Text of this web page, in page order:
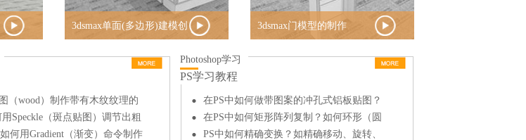
3dsmax单面(多边形)建模创 3dsmax门模型的制作
（wood）制作带有木纹纹理的
Speckle（斑点贴图）调节出粗
感？
何用Gradient（渐变）命令制作
Photoshop学习
PS学习教程
在PS中如何做带图案的冲孔式铝板贴图？
在PS中如何矩形阵列复制？如何环形（圆
形）阵列复制？
PS中如何精确变换？如精确移动、旋转、